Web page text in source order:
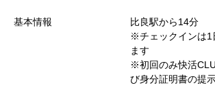
基本情報
比良駅から14分
※チェックインは1
ます
※初回のみ快活
び身分証明書の提